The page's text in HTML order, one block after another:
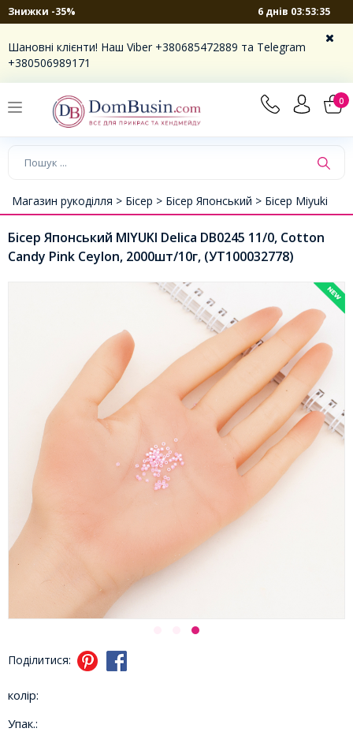
Знижки -35% 6 днів 03:53:35
Шановні клієнти! Наш Viber +380685472889 та Telegram
+380506989171
0
Магазин рукоділля > Бісер > Бісер Японський > Бісер Miyuki
Бісер Японський MIYUKI Delica DB0245 11/0, Cotton
Candy Pink Ceylon, 2000шт/10г, (УТ100032778)
Поділитися:
колір:
Упак.: